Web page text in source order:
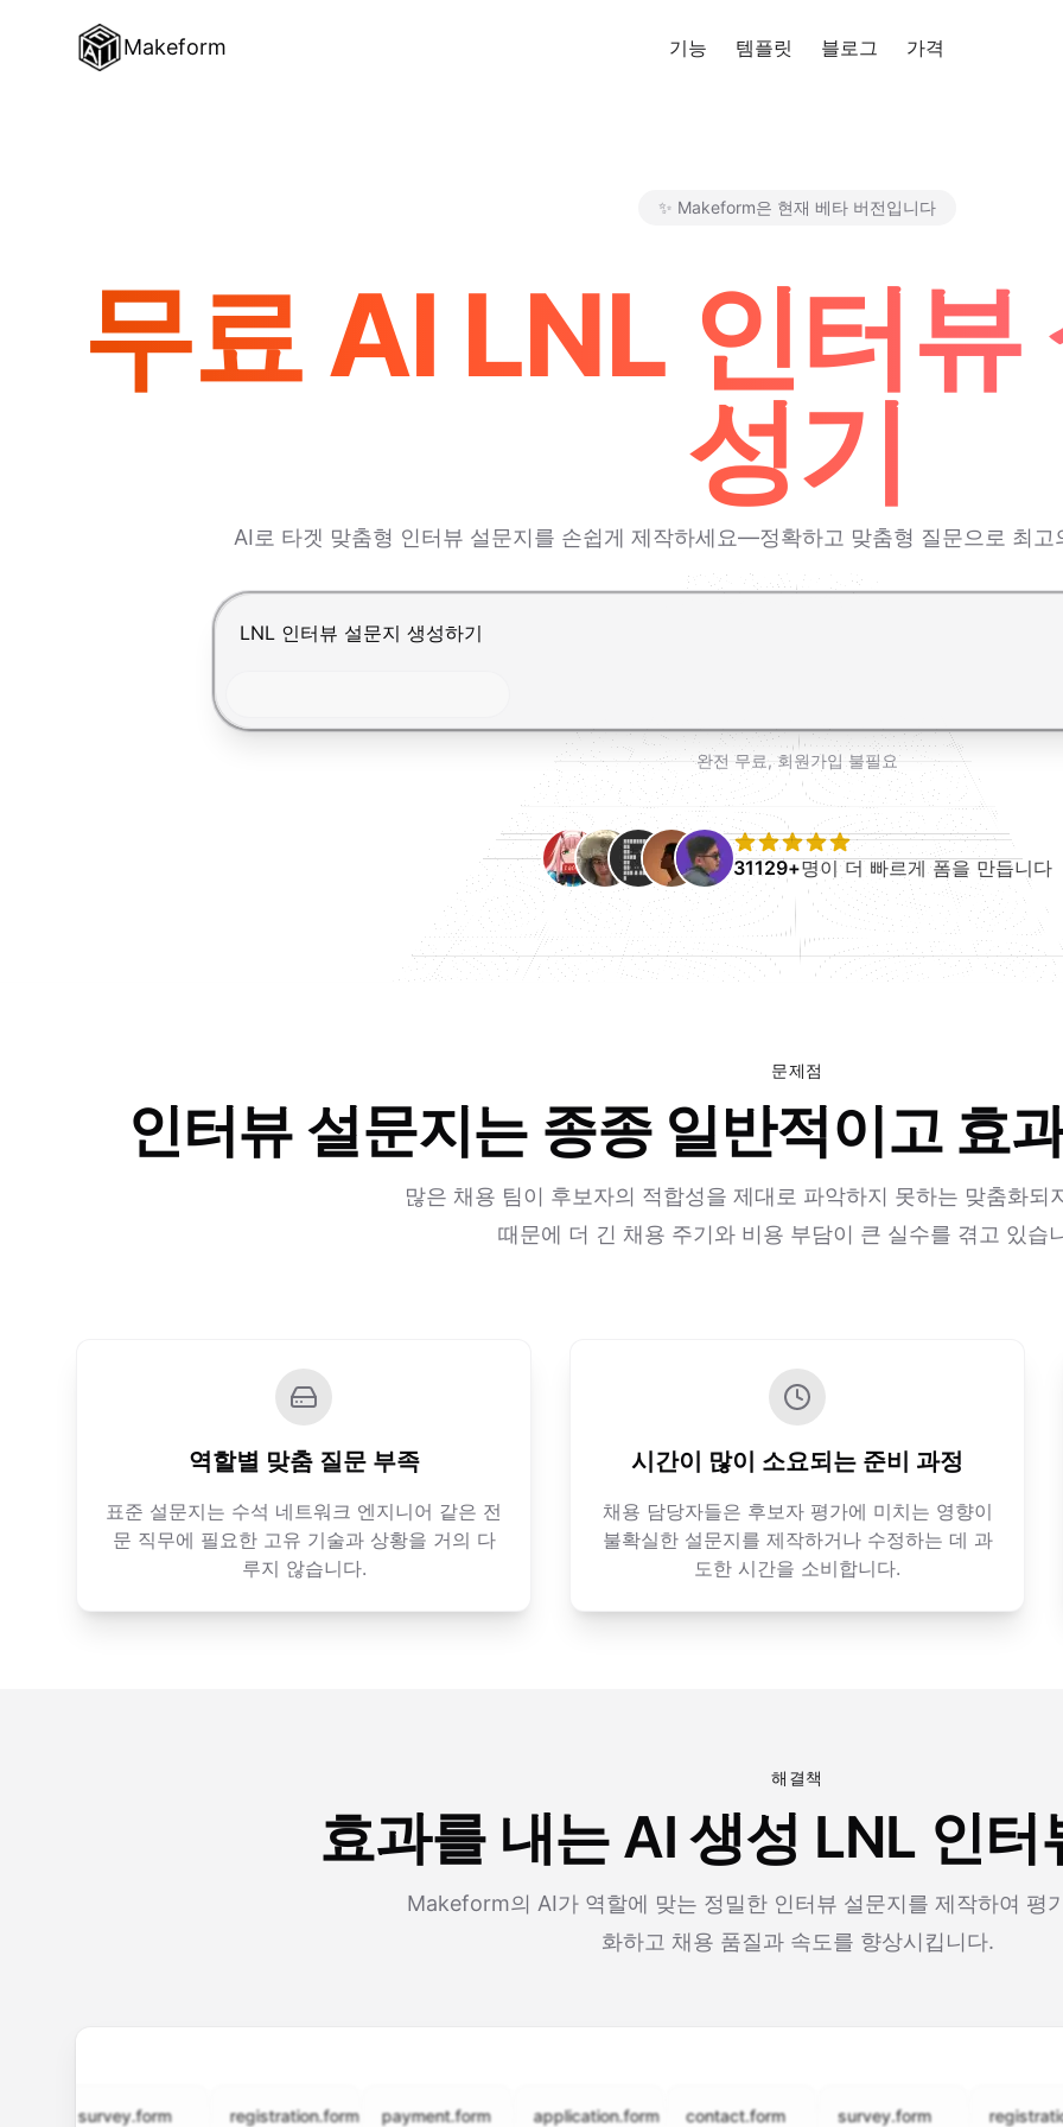
Makeform 기능 템플릿 블로그 가격
✨ Makeform은 현재 베타 버전입니다
무료 AI LNL 인터뷰
성기
AI로 타겟 맞춤형 인터뷰 설문지를 손쉽게 제작하세요—정확하고 맞춤형 질문으로 최
Enter를 눌러 제출, Shift+Enter로 줄바꿈 추가
완전 무료, 회원가입 불필요
31129+명이 더 빠르게 폼을 만듭니다
문제점
인터뷰 설문지는 종종 일반적이고 효
많은 채용 팀이 후보자의 적합성을 제대로 파악하지 못하는 맞춤화되
때문에 더 긴 채용 주기와 비용 부담이 큰 실수를 겪고 있습
역할별 맞춤 질문 부족
표준 설문지는 수석 네트워크 엔지니어 같은 전
문 직무에 필요한 고유 기술과 상황을 거의 다
루지 않습니다.
시간이 많이 소요되는 준비 과정
채용 담당자들은 후보자 평가에 미치는 영향이
불확실한 설문지를 제작하거나 수정하는 데 과
도한 시간을 소비합니다.
해결책
효과를 내는 AI 생성 LNL 인터
Makeform의 AI가 역할에 맞는 정밀한 인터뷰 설문지를 제작하여 평
화하고 채용 품질과 속도를 향상시킵니다.
survey.form registration.form payment.form application.form contact.form survey.form